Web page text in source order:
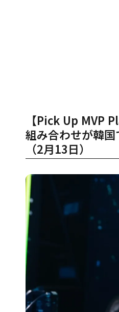
【Pick Up MVP
組み合わせが韓
（2月13日）